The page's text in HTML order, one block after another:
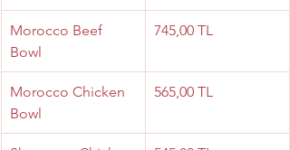
Morocco Beef
Bowl
745,00 TL
Morocco Chicken
Bowl
565,00 TL